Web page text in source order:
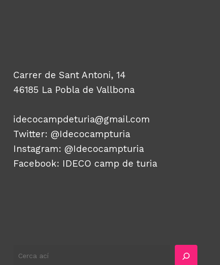
Carrer de Sant Antoni, 14
46185 La Pobla de Vallbona
idecocampdeturia@gmail.com
Twitter: @Idecocampturia
Instagram: @Idecocampturia
Facebook: IDECO camp de turia
Cercador